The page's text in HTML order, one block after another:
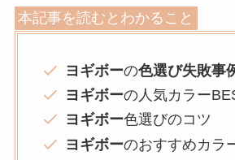
本記事を読むとわかること
ヨギボーの色選び失敗事
ヨギボーの人気カラー
ヨギボー色選びのコツ
ヨギボーのおすすめカラ